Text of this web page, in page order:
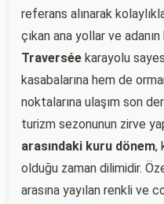
referans alınarak
çıkan ana yollar ve
Traversée karayolu
kasabalarına hem de
noktalarına ulaşım son
turizm sezonunun zirve
arasındaki kuru dönem,
olduğu zaman dilimidir.
arasına yayılan renkli ve